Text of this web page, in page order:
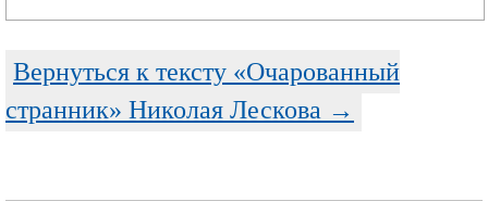
Вернуться к тексту «Очарованный
странник» Николая Лескова →